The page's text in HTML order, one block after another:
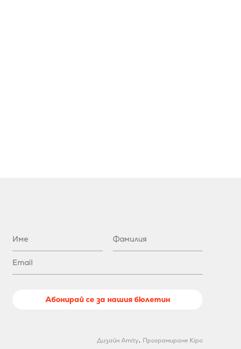
Абонирай се за нашия бюлетин
Дизайн Amity. Програмиране Kipo